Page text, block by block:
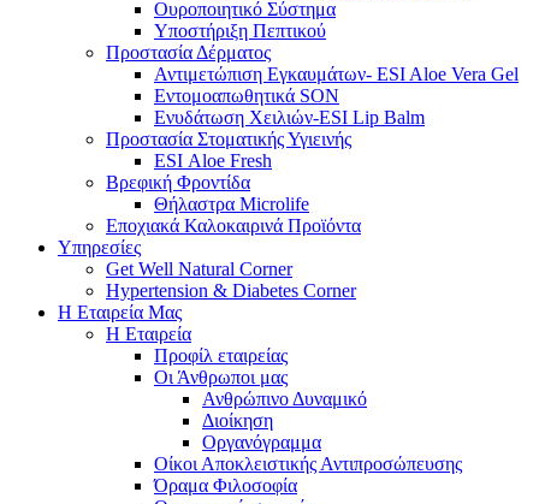
Ουροποιητικό Σύστημα
Υποστήριξη Πεπτικού
Προστασία Δέρματος
Αντιμετώπιση Εγκαυμάτων- ESI Aloe Vera Gel
Εντομοαπωθητικά SON
Ενυδάτωση Χειλιών-ESI Lip Balm
Προστασία Στοματικής Υγιεινής
ESI Αloe Fresh
Βρεφική Φροντίδα
Θήλαστρα Microlife
Εποχιακά Καλοκαιρινά Προϊόντα
Υπηρεσίες
Get Well Natural Corner
Hypertension & Diabetes Corner
Η Εταιρεία Μας
Η Εταιρεία
Προφίλ εταιρείας
Οι Άνθρωποι μας
Ανθρώπινο Δυναμικό
Διοίκηση
Οργανόγραμμα
Οίκοι Αποκλειστικής Αντιπροσώπευσης
Όραμα Φιλοσοφία